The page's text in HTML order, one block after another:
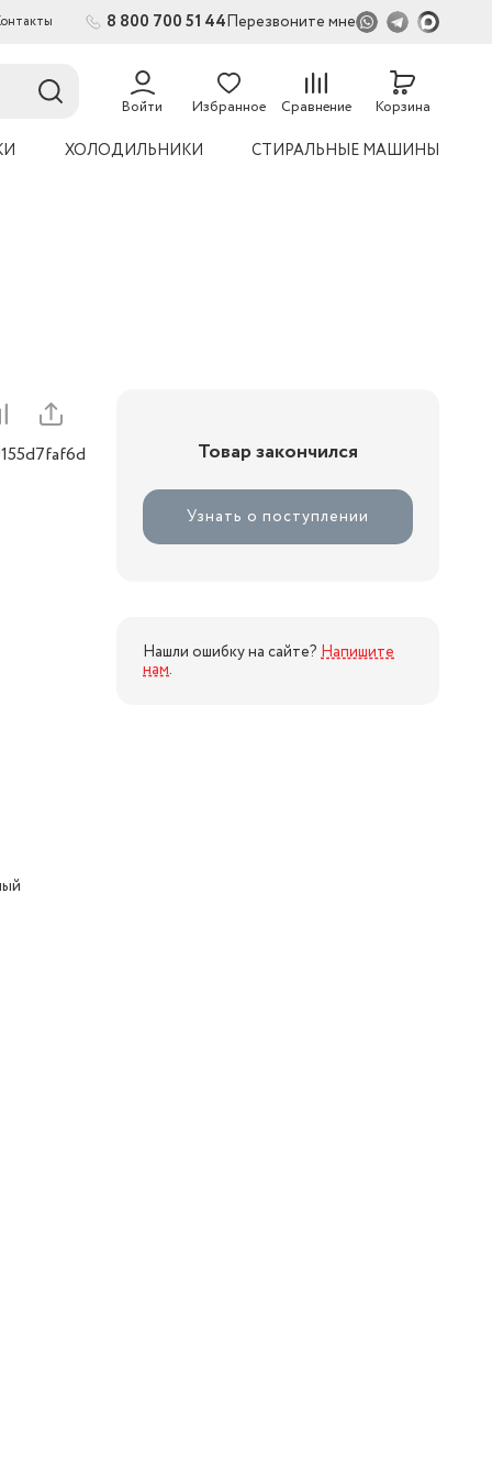
8 800 700 51 44Перезвоните мне
Войти Избранное Сравнение
54
Корзина
ХОЛОДИЛЬНИКИ СТИРАЛЬНЫЕ МАШИНЫ
Товар закончился
Узнать о поступлении
Нашли ошибку на сайте? Напишите
нам.